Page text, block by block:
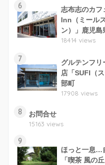
6
志布志のカ
Inn（ミール
ン）」鹿児島
18414 views
7
グルテンフリ
店「SUFI（
部町
17908 views
8
お問合せ
15163 views
9
ほっと一息…
「喫茶 風の